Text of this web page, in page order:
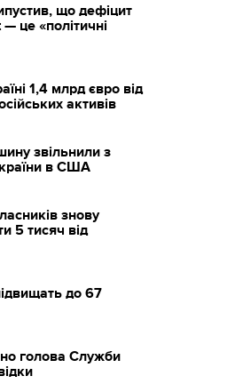
що дефіцит
це «політичні
1,4 млрд євро від
активів
звільнили з
в США
знову
5 тисяч від
до 67
голова Служби